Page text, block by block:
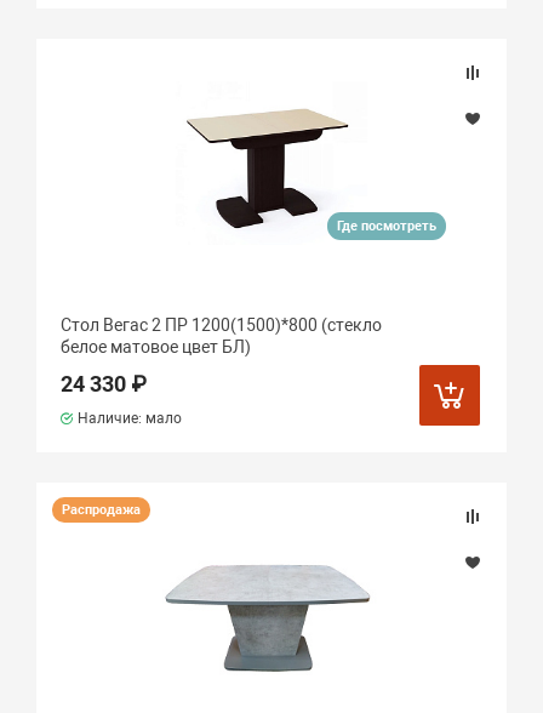
Где посмотреть
Стол Вегас 2 ПР 1200(1500)*800 (стекло
белое матовое цвет БЛ)
24 330 ₽
Наличие: мало
Распродажа